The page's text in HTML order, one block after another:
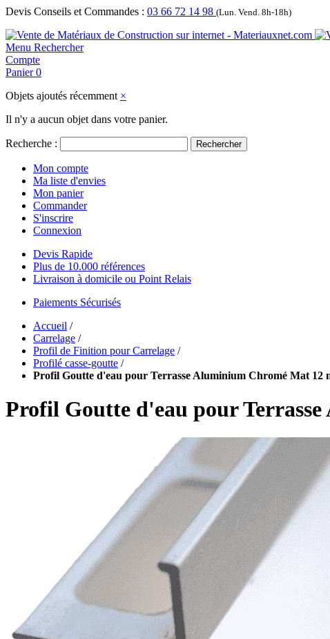
Devis Conseils et Commandes : 03 66 72 14 98 (Lun. Vend. 8h-18h)
Menu Rechercher
Compte
Panier 0
Objets ajoutés récemment ×
Il n'y a aucun objet dans votre panier.
Recherche : Rechercher
Mon compte
Ma liste d'envies
Mon panier
Commander
S'inscrire
Connexion
Devis Rapide
Plus de 10.000 références
Livraison à domicile ou Point Relais
Paiements Sécurisés
Accueil /
Carrelage /
Profil de Finition pour Carrelage /
Profilé casse-goutte /
Profil Goutte d'eau pour Terrasse Aluminium Chromé Mat 12
Profil Goutte d'eau pour